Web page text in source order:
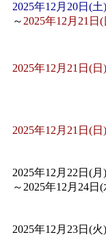
2025年12月20日(土)
～ 2025年12月21日(
2025年12月21日(日)
2025年12月21日(日)
2025年12月22日(月)
～ 2025年12月24日(
2025年12月23日(火)